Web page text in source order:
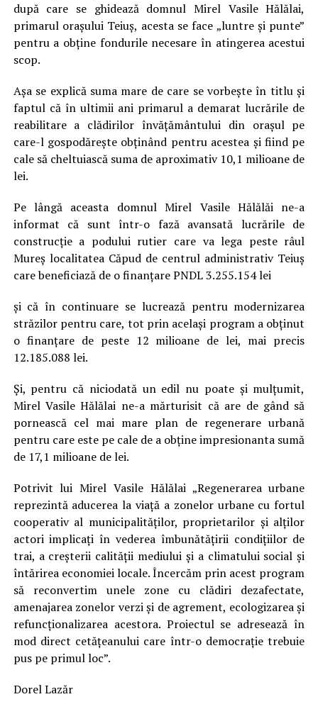
după care se ghidează domnul Mirel Vasile Hălălai,
primarul orașului Teiuș, acesta se face „luntre și punte”
pentru a obține fondurile necesare în atingerea acestui
scop.
Așa se explică suma mare de care se vorbește în titlu și
faptul că în ultimii ani primarul a demarat lucrările de
reabilitare a clădirilor învăţământului din orașul pe
care-l gospodăreşte obținând pentru acestea și fiind pe
cale să cheltuiască suma de aproximativ 10,1 milioane de
lei.
Pe lângă aceasta domnul Mirel Vasile Hălălăi ne-a
informat că sunt într-o fază avansată lucrările de
construcție a podului rutier care va lega peste râul
Mureș localitatea Căpud de centrul administrativ Teiuș
care beneficiază de o finanțare PNDL 3.255.154 lei
și că în continuare se lucrează pentru modernizarea
străzilor pentru care, tot prin același program a obținut
o finanțare de peste 12 milioane de lei, mai precis
12.185.088 lei.
Și, pentru că niciodată un edil nu poate și mulţumit,
Mirel Vasile Hălălai ne-a mărturisit că are de gând să
pornească cel mai mare plan de regenerare urbană
pentru care este pe cale de a obține impresionanta sumă
de 17,1 milioane de lei.
Potrivit lui Mirel Vasile Hălălai „Regenerarea urbane
reprezintă aducerea la viață a zonelor urbane cu fortul
cooperativ al municipalităților, proprietarilor și alților
actori implicați în vederea îmbunătățirii condiţiilor de
trai, a creșterii calității mediului și a climatului social și
întărirea economiei locale. Încercăm prin acest program
să reconvertim unele zone cu clădiri dezafectate,
amenajarea zonelor verzi și de agrement, ecologizarea și
refuncționalizarea acestora. Proiectul se adresează în
mod direct cetățeanului care într-o democrație trebuie
pus pe primul loc”.
Dorel Lazăr